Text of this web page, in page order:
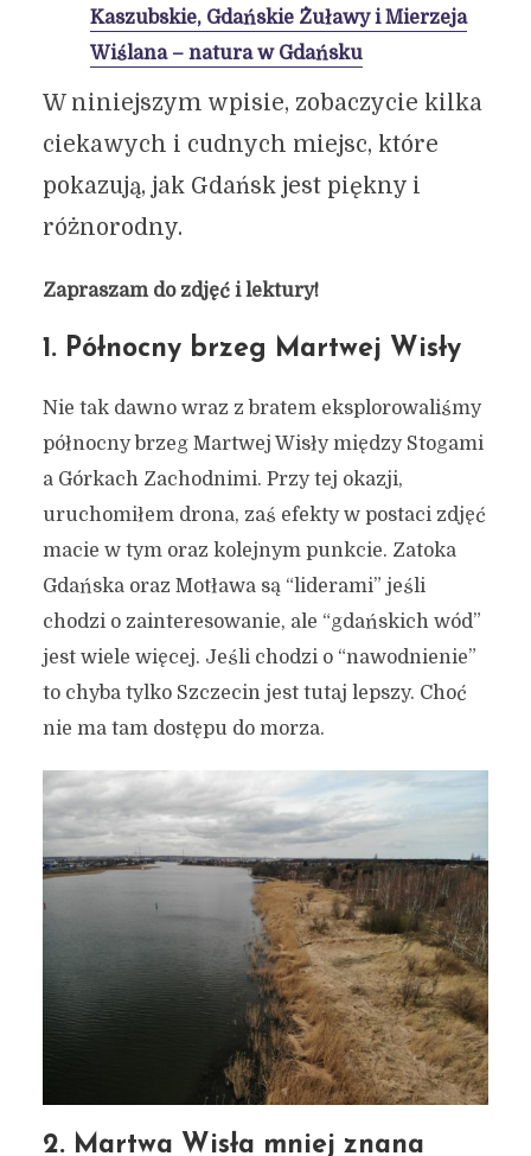
Kaszubskie, Gdańskie Żuławy i Mierzeja
Wiślana – natura w Gdańsku
W niniejszym wpisie, zobaczycie kilka
ciekawych i cudnych miejsc, które
pokazują, jak Gdańsk jest piękny i
różnorodny.
Zapraszam do zdjęć i lektury!
1. Północny brzeg Martwej Wisły
Nie tak dawno wraz z bratem eksplorowaliśmy
północny brzeg Martwej Wisły między Stogami
a Górkach Zachodnimi. Przy tej okazji,
uruchomiłem drona, zaś efekty w postaci zdjęć
macie w tym oraz kolejnym punkcie. Zatoka
Gdańska oraz Motława są “liderami” jeśli
chodzi o zainteresowanie, ale “gdańskich wód”
jest wiele więcej. Jeśli chodzi o “nawodnienie”
to chyba tylko Szczecin jest tutaj lepszy. Choć
nie ma tam dostępu do morza.
2. Martwa Wisła mniej znana